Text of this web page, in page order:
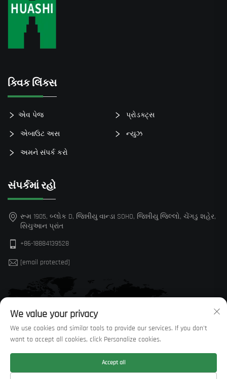
ક્વિક લિંક્સ
એવ પેજ પ્રોડક્ટ્સ
એબાઉટ અસ ન્યુઝ
અમને સંપર્ક કરો
સંપર્કમાં રહો
રૂમ 1905, બ્લોક D, જિન્નીયુ વાન્ડા SOHO, જિન્નીયુ જિલ્લો, ચેંગડુ શહેર,
સિચુઆન પ્રાંત
+86-18884139528
[email protected]
We value your privacy
We use cookies and similar tools to provide our services. If you don't
want to accept all cookies, click Personalize cookies.
Accept all